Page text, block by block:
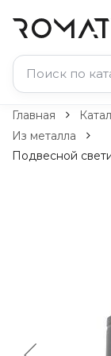
Свет и
Уличное
Комплектующие
Главная
Из металла
Подвесной